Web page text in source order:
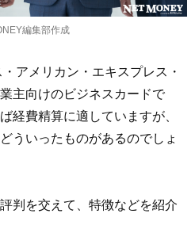
編集部作成
アメリカン・エキスプレス・
主向けのビジネスカードで
経費精算に適していますが、
ういったものがあるのでしょ
判を交えて、特徴などを紹介